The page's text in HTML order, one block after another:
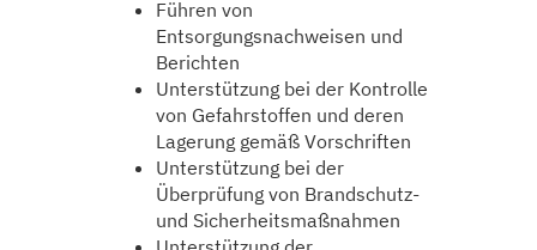
Führen von
Entsorgungsnachweisen und
Berichten
Unterstützung bei der Kontrolle
von Gefahrstoffen und deren
Lagerung gemäß Vorschriften
Unterstützung bei der
Überprüfung von Brandschutz-
und Sicherheitsmaßnahmen